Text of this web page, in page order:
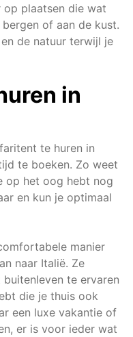
plaatsen die wat
of aan de kust.
de natuur terwijl je
in
te huren in
te boeken. Zo weet
op het oog hebt nog
en kun je optimaal
manier
naar Italië. Ze
te ervaren
die je thuis ook
een luxe vakantie of
er is voor ieder wat